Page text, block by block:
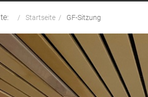
Startseite GF-Sitzung